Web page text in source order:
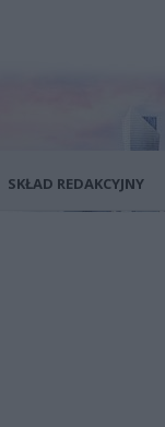
SKŁAD REDAKCYJNY